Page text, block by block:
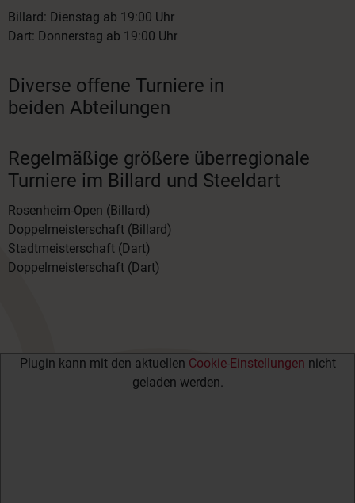
Billard: Dienstag ab 19:00 Uhr
Dart: Donnerstag ab 19:00 Uhr
Diverse offene Turniere in
beiden Abteilungen
Regelmäßige größere überregionale
Turniere im Billard und Steeldart
Rosenheim-Open (Billard)
Doppelmeisterschaft (Billard)
Stadtmeisterschaft (Dart)
Doppelmeisterschaft (Dart)
Plugin kann mit den aktuellen Cookie-Einstellungen nicht
geladen werden.